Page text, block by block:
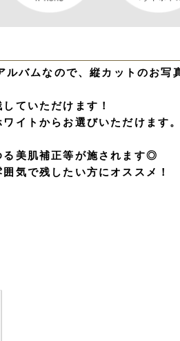
バムなので、縦カットのお写
ていただけます！
イトからお選びいただけます。
る美肌補正等が施されます◎
気で残したい方にオススメ！